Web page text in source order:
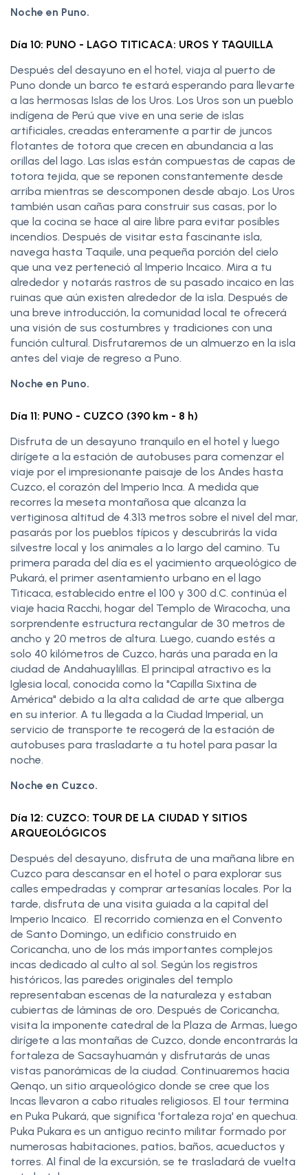
Noche en Puno.
Día 10: PUNO - LAGO TITICACA: UROS Y TAQUILLA
Después del desayuno en el hotel, viaja al puerto de
Puno donde un barco te estará esperando para llevarte
a las hermosas Islas de los Uros. Los Uros son un pueblo
indígena de Perú que vive en una serie de islas
artificiales, creadas enteramente a partir de juncos
flotantes de totora que crecen en abundancia a las
orillas del lago. Las islas están compuestas de capas de
totora tejida, que se reponen constantemente desde
arriba mientras se descomponen desde abajo. Los Uros
también usan cañas para construir sus casas, por lo
que la cocina se hace al aire libre para evitar posibles
incendios. Después de visitar esta fascinante isla,
navega hasta Taquile, una pequeña porción del cielo
que una vez perteneció al Imperio Incaico. Mira a tu
alrededor y notarás rastros de su pasado incaico en las
ruinas que aún existen alrededor de la isla. Después de
una breve introducción, la comunidad local te ofrecerá
una visión de sus costumbres y tradiciones con una
función cultural. Disfrutaremos de un almuerzo en la isla
antes del viaje de regreso a Puno.
Noche en Puno.
Día 11: PUNO - CUZCO (390 km - 8 h)
Disfruta de un desayuno tranquilo en el hotel y luego
dirígete a la estación de autobuses para comenzar el
viaje por el impresionante paisaje de los Andes hasta
Cuzco, el corazón del Imperio Inca. A medida que
recorres la meseta montañosa que alcanza la
vertiginosa altitud de 4.313 metros sobre el nivel del mar,
pasarás por los pueblos típicos y descubrirás la vida
silvestre local y los animales a lo largo del camino. Tu
primera parada del día es el yacimiento arqueológico de
Pukará, el primer asentamiento urbano en el lago
Titicaca, establecido entre el 100 y 300 d.C. continúa el
viaje hacia Racchi, hogar del Templo de Wiracocha, una
sorprendente estructura rectangular de 30 metros de
ancho y 20 metros de altura. Luego, cuando estés a
solo 40 kilómetros de Cuzco, harás una parada en la
ciudad de Andahuaylillas. El principal atractivo es la
Iglesia local, conocida como la "Capilla Sixtina de
América" debido a la alta calidad de arte que alberga
en su interior. A tu llegada a la Ciudad Imperial, un
servicio de transporte te recogerá de la estación de
autobuses para trasladarte a tu hotel para pasar la
noche.
Noche en Cuzco.
Día 12: CUZCO: TOUR DE LA CIUDAD Y SITIOS
ARQUEOLÓGICOS
Después del desayuno, disfruta de una mañana libre en
Cuzco para descansar en el hotel o para explorar sus
calles empedradas y comprar artesanías locales. Por la
tarde, disfruta de una visita guiada a la capital del
Imperio Incaico. El recorrido comienza en el Convento
de Santo Domingo, un edificio construido en
Coricancha, uno de los más importantes complejos
incas dedicado al culto al sol. Según los registros
históricos, las paredes originales del templo
representaban escenas de la naturaleza y estaban
cubiertas de láminas de oro. Después de Coricancha,
visita la imponente catedral de la Plaza de Armas, luego
dirígete a las montañas de Cuzco, donde encontrarás la
fortaleza de Sacsayhuamán y disfrutarás de unas
vistas panorámicas de la ciudad. Continuaremos hacia
Qenqo, un sitio arqueológico donde se cree que los
Incas llevaron a cabo rituales religiosos. El tour termina
en Puka Pukará, que significa 'fortaleza roja' en quechua.
Puka Pukara es un antiguo recinto militar formado por
numerosas habitaciones, patios, baños, acueductos y
torres. Al final de la excursión, se te trasladará de vuelta